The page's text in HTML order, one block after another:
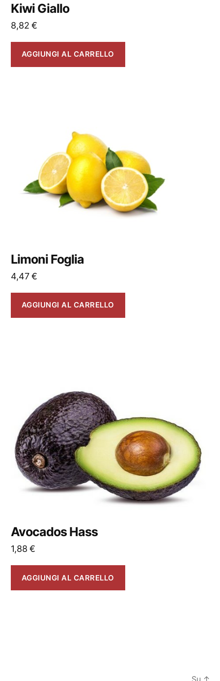
Kiwi Giallo
8,82€
AGGIUNGI AL CARRELLO
Limoni Foglia
4,47€
AGGIUNGI AL CARRELLO
Avocados Hass
1,88€
AGGIUNGI AL CARRELLO